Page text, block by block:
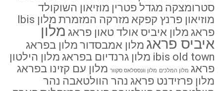
איביס פראגמלון אמבסדור מלון בפראג
ibis old townמלון גרנדיום בפראג מלון הילטון
פראג מלון המלכים מלון וונססלאס סקוור מלון עם קזינו בפראג
מלון פרזידנט פראג נהר הוולטאבהנהר
הוולטבהנהר הוולטובהפארק המזחלות פארק
המים בפראג קזינו אמבסדור קיורטוש קניון פלדיום
קרלובי וארי